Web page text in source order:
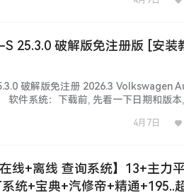
25.3.0 破解版免注册版 [安装
破解版免注册 2026.3 Volkswagen
系统：下载前, 先看一下日期和版本
4月7日
线+离线 查询系统】13+主力
统+宝典+汽修帝+精通+195..